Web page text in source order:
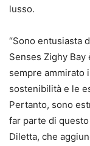
lusso.
“Sono entusiasta
Senses Zighy
sempre ammirato
sostenibilità e le
Pertanto, sono
far parte di
Diletta, che